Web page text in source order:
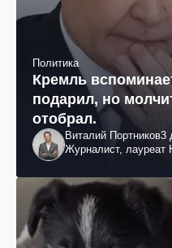
Политика
Кремль
подарил, но
отобрал.
Виталий Портников3
Журналист, лауреат